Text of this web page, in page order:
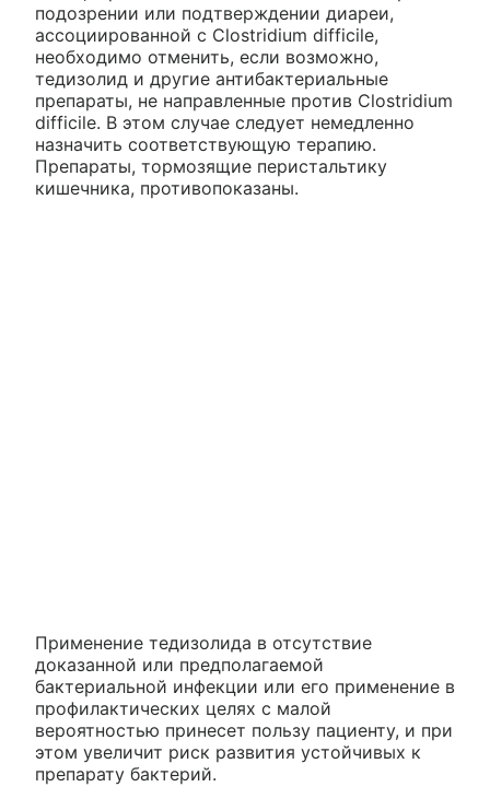
подозрении или подтверждении диареи,
ассоциированной с Clostridium difficile,
необходимо отменить, если возможно,
тедизолид и другие антибактериальные
препараты, не направленные против Clostridium
difficile. В этом случае следует немедленно
назначить соответствующую терапию.
Препараты, тормозящие перистальтику
кишечника, противопоказаны.
Применение тедизолида в отсутствие
доказанной или предполагаемой
бактериальной инфекции или его применение в
профилактических целях с малой
вероятностью принесет пользу пациенту, и при
этом увеличит риск развития устойчивых к
препарату бактерий.